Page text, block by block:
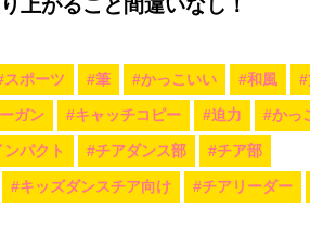
上がること間違いなし！
スポーツ #筆 #かっこいい #和風
ガン #キャッチコピー #迫力 #かっ
ンパクト #チアダンス部 #チア部
#キッズダンスチア向け #チアリーダー